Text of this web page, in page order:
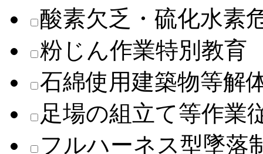
酸素欠乏・硫化水素
粉じん作業特別教育
石綿使用建築物等解
足場の組立て等作業
フルハーネス型墜落